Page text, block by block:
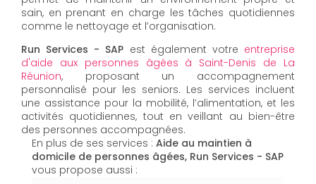
sain, en prenant en charge les tâches quotidiennes
comme le nettoyage et l’organisation.
Run Services - SAP est également votre entreprise
d'aide aux personnes âgées à Saint-Denis de La
Réunion, proposant un accompagnement
personnalisé pour les seniors. Les services incluent
une assistance pour la mobilité, l’alimentation, et les
activités quotidiennes, tout en veillant au bien-être
des personnes accompagnées.
En plus de ses services : Aide au maintien à
domicile de personnes âgées, Run Services - SAP
vous propose aussi :